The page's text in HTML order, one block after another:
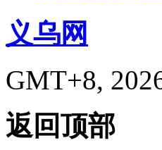
义乌网
GMT+8,
返回顶部